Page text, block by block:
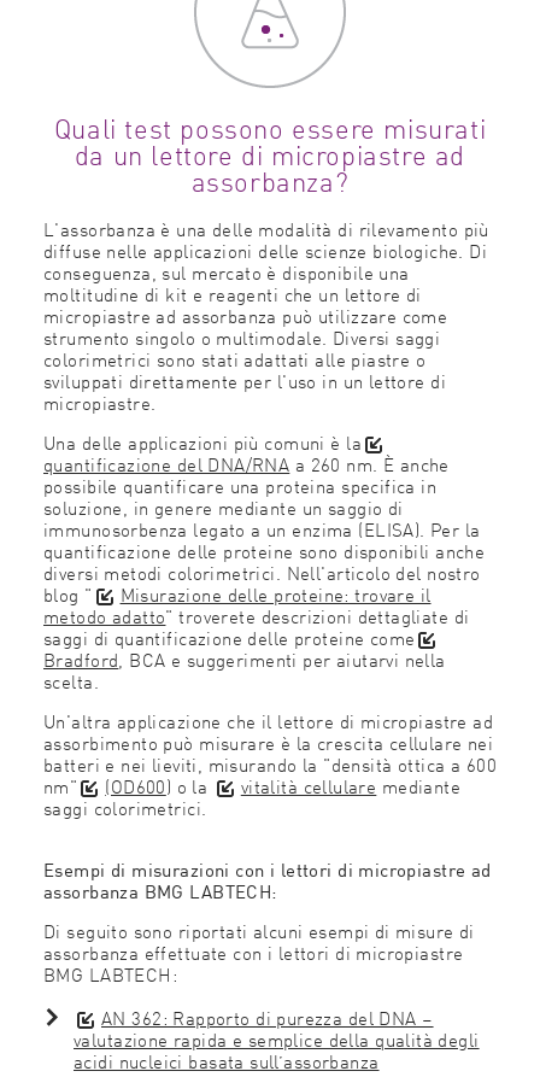
Quali test possono essere misurati
da un lettore di micropiastre ad
assorbanza?
L'assorbanza è una delle modalità di rilevamento più
diffuse nelle applicazioni delle scienze biologiche. Di
conseguenza, sul mercato è disponibile una
moltitudine di kit e reagenti che un lettore di
micropiastre ad assorbanza può utilizzare come
strumento singolo o multimodale. Diversi saggi
colorimetrici sono stati adattati alle piastre o
sviluppati direttamente per l'uso in un lettore di
micropiastre.
Una delle applicazioni più comuni è la
quantificazione del DNA/RNA a 260 nm. È anche
possibile quantificare una proteina specifica in
soluzione, in genere mediante un saggio di
immunosorbenza legato a un enzima (ELISA). Per la
quantificazione delle proteine sono disponibili anche
diversi metodi colorimetrici. Nell'articolo del nostro
blog " Misurazione delle proteine: trovare il
metodo adatto" troverete descrizioni dettagliate di
saggi di quantificazione delle proteine come
Bradford, BCA e suggerimenti per aiutarvi nella
scelta.
Un'altra applicazione che il lettore di micropiastre ad
assorbimento può misurare è la crescita cellulare nei
batteri e nei lieviti, misurando la "densità ottica a 600
nm" (OD600) o la vitalità cellulare mediante
saggi colorimetrici.
Esempi di misurazioni con i lettori di micropiastre ad
assorbanza BMG LABTECH:
Di seguito sono riportati alcuni esempi di misure di
assorbanza effettuate con i lettori di micropiastre
BMG LABTECH:
AN 362: Rapporto di purezza del DNA –
valutazione rapida e semplice della qualità degli
acidi nucleici basata sull’assorbanza